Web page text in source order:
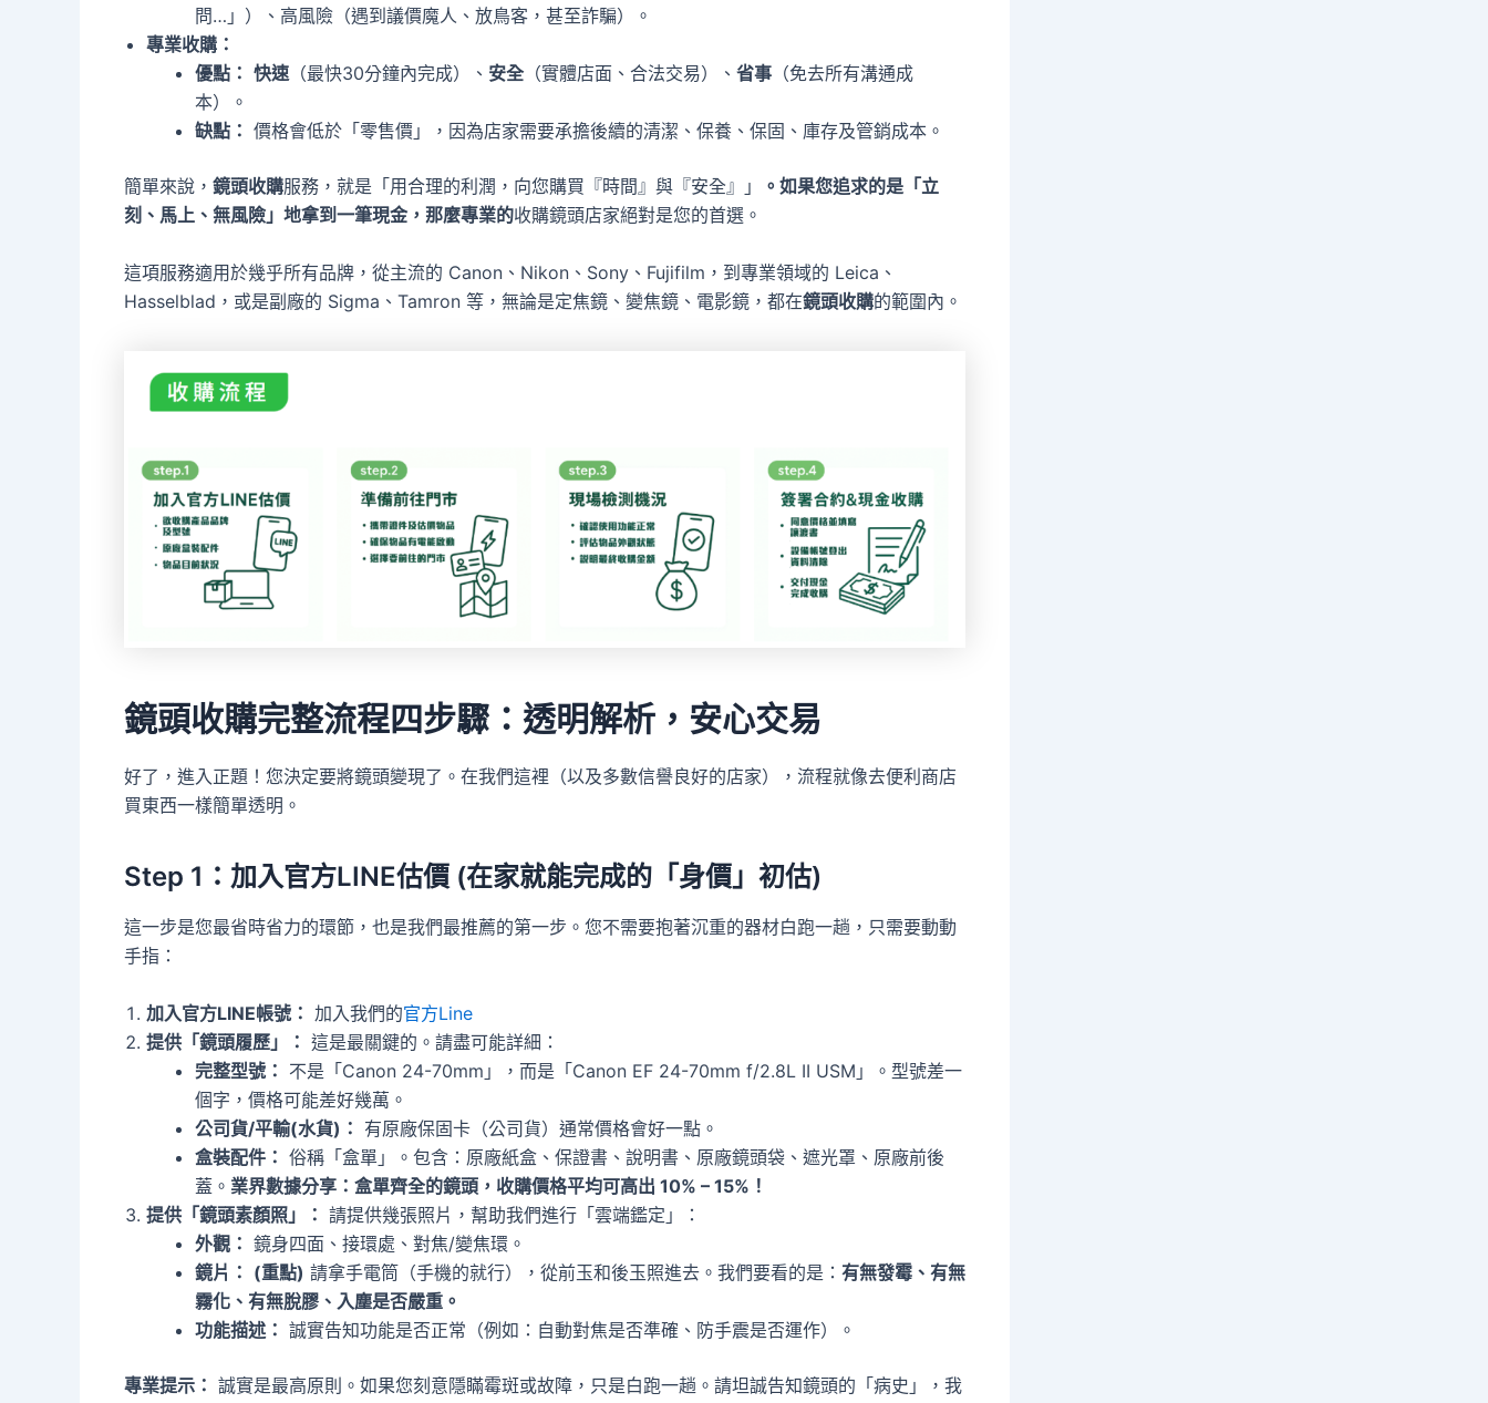
問…」）、高風險（遇到議價魔人、放鳥客，甚至詐騙）。
專業收購：
優點： 快速（最快30分鐘內完成）、 安全 （實體店面、合法交易）、 省事 （免去所有溝通成
本）。
缺點： 價格會低於「零售價」，因為店家需要承擔後續的清潔、保養、保固、庫存及管銷成本。
簡單來說， 鏡頭收購服務，就是「用合理的利潤，向您購買『時間』與『安全』」
。如果您追求的是「立
刻、馬上、無風險」地拿到一筆現金，那麼專業的收購鏡頭店家絕對是您的首選。
這項服務適用於幾乎所有品牌，從主流的 Canon、Nikon、Sony、Fujifilm，到專業領域的 Leica、
Hasselblad，或是副廠的 Sigma、Tamron 等，無論是定焦鏡、變焦鏡、電影鏡，都在鏡頭收購的範圍內。
鏡頭收購完整流程四步驟：透明解析，安心交易
好了，進入正題！您決定要將鏡頭變現了。在我們這裡（以及多數信譽良好的店家），流程就像去便利商店
買東西一樣簡單透明。
Step 1：加入官方LINE估價 (在家就能完成的「身價」初估)
這一步是您最省時省力的環節，也是我們最推薦的第一步。您不需要抱著沉重的器材白跑一趟，只需要動動
手指：
加入官方LINE帳號： 加入我們的官方Line
提供「鏡頭履歷」： 這是最關鍵的。請盡可能詳細：
完整型號： 不是「Canon 24-70mm」，而是「Canon EF 24-70mm f/2.8L II USM」。型號差一
個字，價格可能差好幾萬。
公司貨/平輸(水貨)： 有原廠保固卡（公司貨）通常價格會好一點。
盒裝配件： 俗稱「盒單」。包含：原廠紙盒、保證書、說明書、原廠鏡頭袋、遮光罩、原廠前後
蓋。 業界數據分享：盒單齊全的鏡頭，收購價格平均可高出 10% – 15%！
提供「鏡頭素顏照」： 請提供幾張照片，幫助我們進行「雲端鑑定」：
外觀： 鏡身四面、接環處、對焦/變焦環。
鏡片： (重點) 請拿手電筒（手機的就行），從前玉和後玉照進去。我們要看的是： 有無發霉、有無
霧化、有無脫膠、入塵是否嚴重。
功能描述： 誠實告知功能是否正常（例如：自動對焦是否準確、防手震是否運作）。
專業提示： 誠實是最高原則。如果您刻意隱瞞霉斑或故障，只是白跑一趟。請坦誠告知鏡頭的「病史」，我